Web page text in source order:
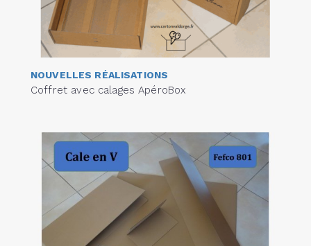
NOUVELLES RÉALISATIONS
Coffret avec calages ApéroBox